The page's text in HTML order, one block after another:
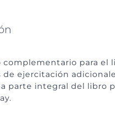
complementario para el
de ejercitación
parte integral del libro